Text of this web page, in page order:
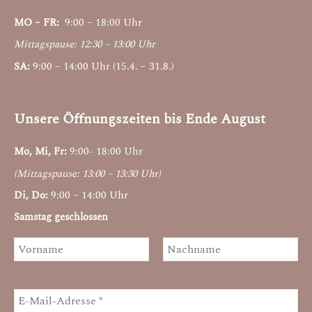
MO – FR: 9:00 – 18:00 Uhr
Mittagspause: 12:30 – 13:00 Uhr
SA:9:00 – 14:00 Uhr (15.4. – 31.8.)
Unsere Öffnungszeiten bis Ende August
Mo, Mi, Fr:9:00- 18:00 Uhr
(Mittagspause: 13:00 – 13:30 Uhr)
Di, Do:9:00 – 14:00 Uhr
Samstag geschlossen